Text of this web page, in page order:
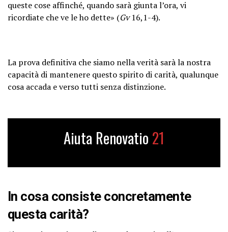
queste cose affinché, quando sarà giunta l’ora, vi
ricordiate che ve le ho dette» (Gv16,1-4).
La prova definitiva che siamo nella verità sarà la nostra
capacità di mantenere questo spirito di carità, qualunque
cosa accada e verso tutti senza distinzione.
Aiuta Renovatio 21
In cosa consiste concretamente
questa carità?